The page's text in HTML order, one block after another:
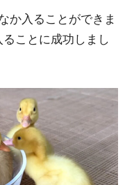
か入ることができま
ことに成功しまし